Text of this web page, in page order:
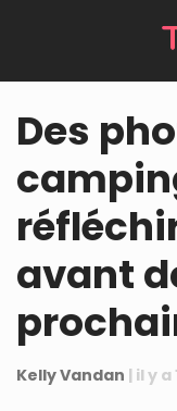
Des
avant
Kelly Vandan | il y a